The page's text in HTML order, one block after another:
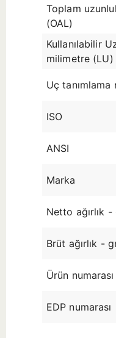
Toplam
(OAL)
Kullanılabilir
milimetre (LU)
Uç tanımlama
ISO
ANSI
Marka
Netto ağırlık -
Brüt ağırlık -
Ürün
EDP numarası